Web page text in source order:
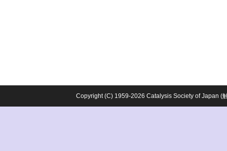
Copyright (C) 1959-2026 Catalysis Society of Japan (